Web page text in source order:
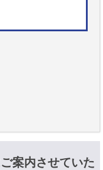
案内させていた